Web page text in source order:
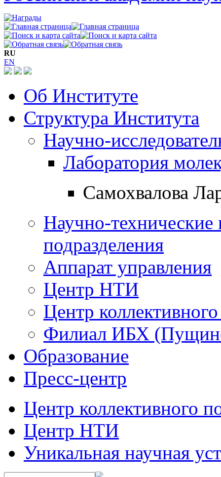
RU
EN
Об Институте
Структура Института
Научно-
Лаборатория
Самохвалова
Научно-технические
подразделения
Аппарат управления
Центр НТИ
Центр
Филиал ИБХ
Образование
Пресс-центр
Центр коллективного
Центр НТИ
Уникальная научная